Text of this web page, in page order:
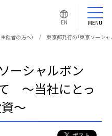
言
語
切
替
え
EN
MENU
催者の方へ） 東京都発行の「東京ソーシ
ーシャルボン
～当社にとっ
～